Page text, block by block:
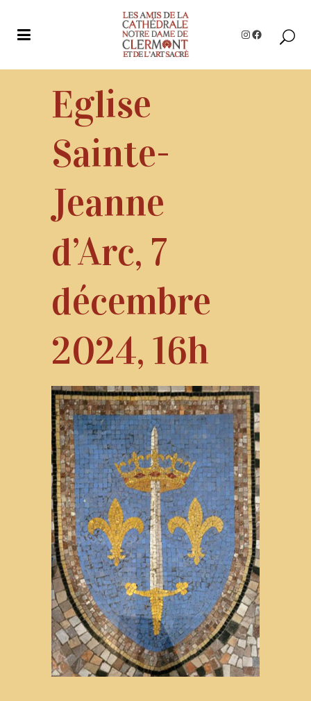
Instagram
Facebook
Eglise
Sainte-
Jeanne
d’Arc, 7
décembre
2024, 16h